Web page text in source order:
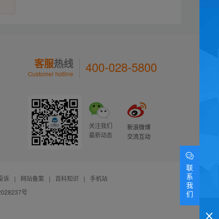
客服热线
Customer hotline 400-028-5800
关注我们
最新动态
新浪微博
交流互动
诉 | 网站备案 | 百科知识 |
手机站
号
联
系
我
们